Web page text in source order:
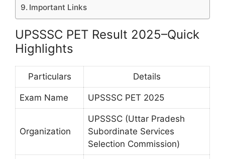
Important Links
UPSSSC PET Result 2025–Quick
Highlights
Particulars Details
Exam Name UPSSSC PET 2025
Organization
UPSSSC (Uttar Pradesh
Subordinate Services
Selection Commission)